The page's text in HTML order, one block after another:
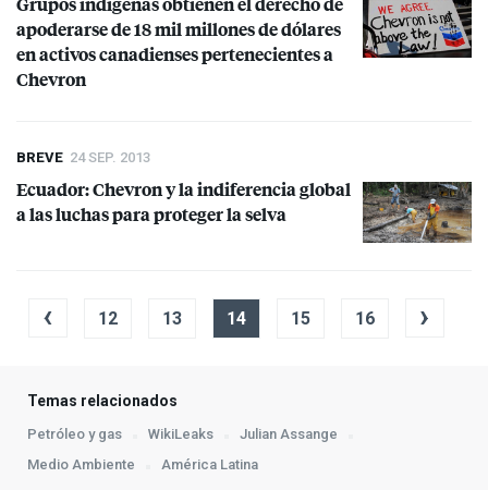
apoderarse de 18 mil millones de dólares
en activos canadienses pertenecientes a
Chevron
BREVE 24 SEP. 2013
Ecuador: Chevron y la indiferencia global
a las luchas para proteger la selva
‹ 12 13 14 15 16 ›
Temas relacionados
Petróleo y gas WikiLeaks
Julian Assange
Medio Ambiente
América Latina